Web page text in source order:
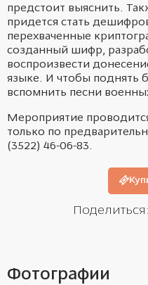
предстоит выяснить.
придется стать
перехваченные
созданный шифр,
воспроизвести
языке. И чтобы поднять
вспомнить песни
Мероприятие
только по
(3522) 46-06-83.
Поделиться:
Фотографии